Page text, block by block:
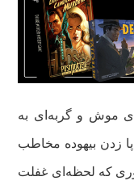
موش و گربه‌ای به
زدن بیهوده مخاطب
طوری که لحظه‌ای غفلت